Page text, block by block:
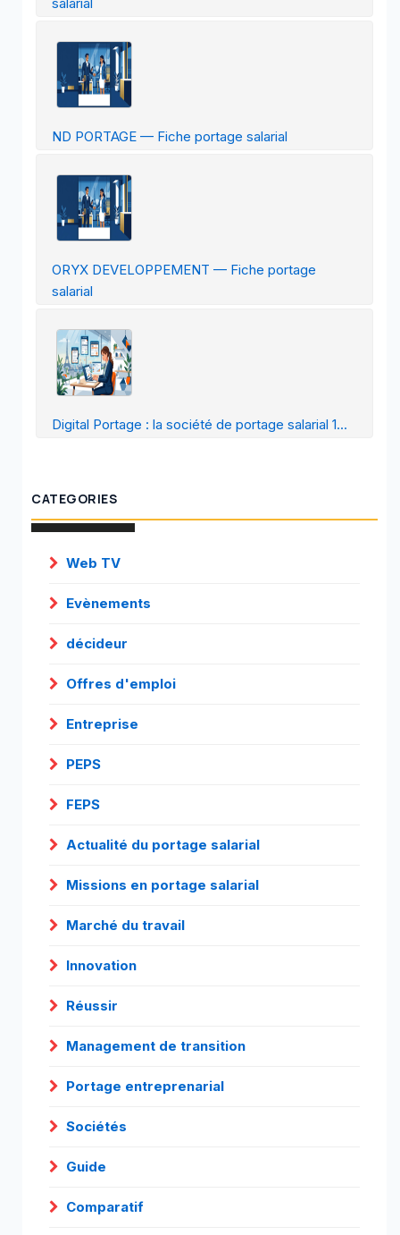
ND PORTAGE — Fiche portage salarial
ORYX DEVELOPPEMENT — Fiche portage
salarial
Digital Portage : la société de portage salarial 1...
CATEGORIES
Web TV
Evènements
décideur
Offres d'emploi
Entreprise
PEPS
FEPS
Actualité du portage salarial
Missions en portage salarial
Marché du travail
Innovation
Réussir
Management de transition
Portage entreprenarial
Sociétés
Guide
Comparatif